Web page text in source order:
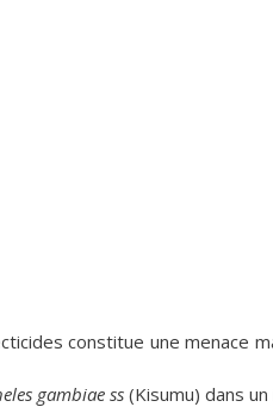
constitue une menace
gambiae ss (Kisumu) dans